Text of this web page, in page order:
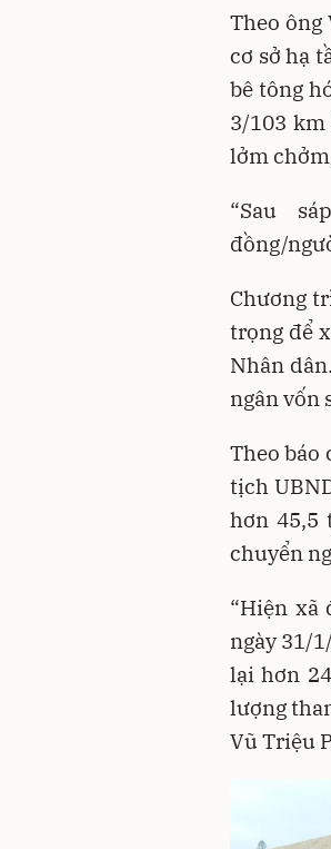
Theo ông
cơ sở hạ
bê tông
3/103
lởm
“Sau
đồng/
Chương
trọng để
Nhân
ngân vốn
Theo báo
tịch
hơn 45,5
chuyển
“Hiện xã
ngày 31/
lại hơn
lượng
Vũ Triệu